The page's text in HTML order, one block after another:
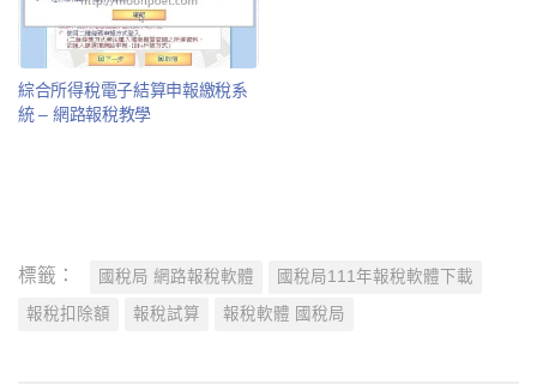
綜合所得稅電子結算申報繳稅系
統 – 網路報稅教學
標籤： 國稅局 網路報稅軟體 國稅局111年報稅軟體下載
報稅扣除額 報稅試算 報稅軟體 國稅局